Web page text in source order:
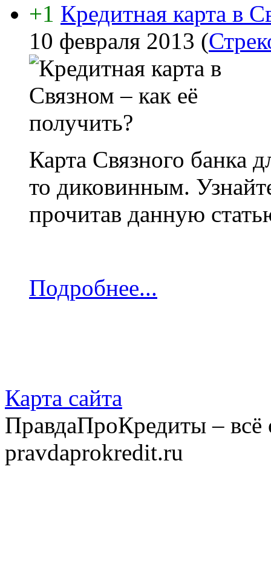
+1 Кредитная карта в
10 февраля 2013 (
Карта Связного банка
то диковинным.
прочитав данную
Подробнее...
Карта сайта
ПравдаПроКредиты –
pravdaprokredit.ru